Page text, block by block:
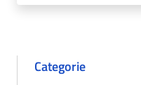
Categorie